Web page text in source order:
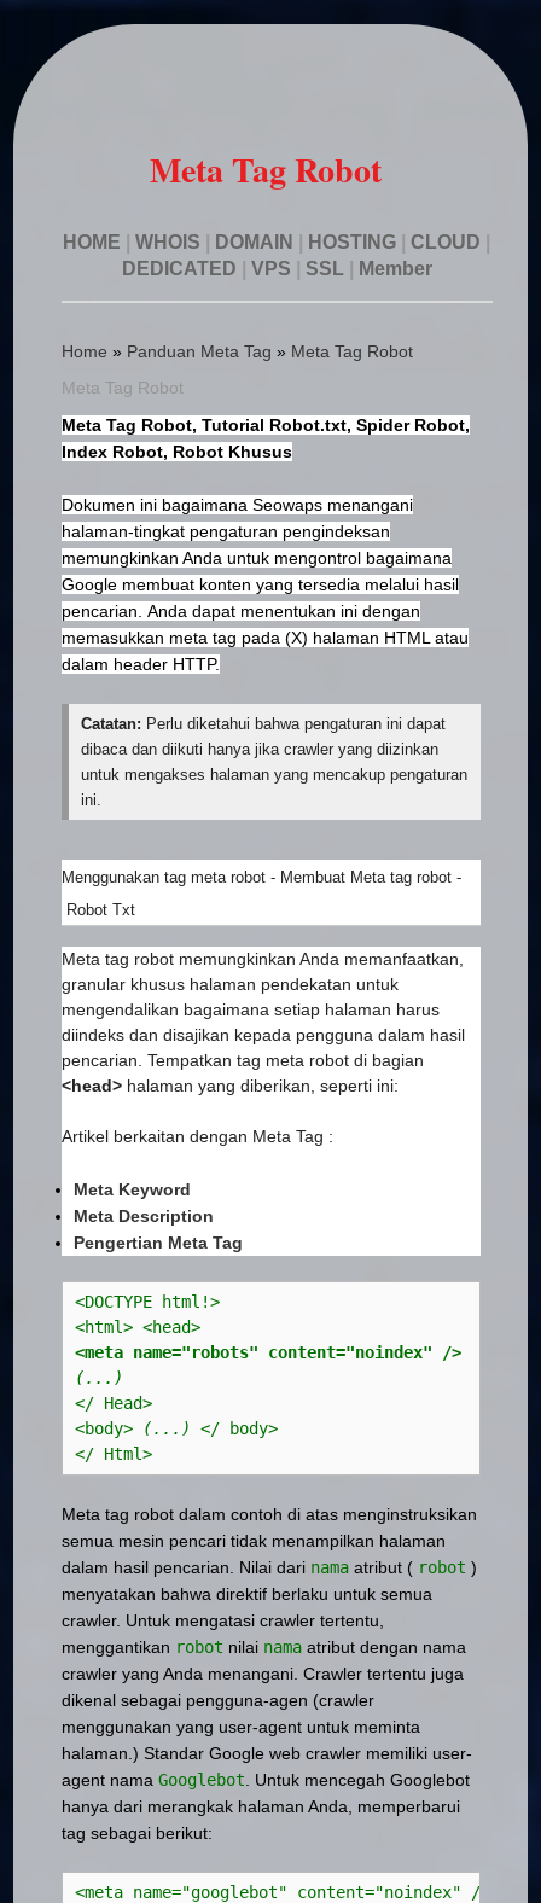
Meta Tag Robot
HOME |WHOIS DOMAIN HOSTING |CLOUD
DEDICATED
VPS SSL Member
Home » Panduan Meta Tag » Meta Tag Robot
Meta Tag Robot
Meta Tag Robot, Tutorial Robot.txt, Spider Robot,
Index Robot, Robot Khusus
Dokumen ini bagaimana Seowaps menangani
halaman-tingkat pengaturan pengindeksan
memungkinkan Anda untuk mengontrol bagaimana
Google membuat konten yang tersedia melalui hasil
pencarian.Anda dapat menentukan ini dengan
memasukkan meta tag pada (X) halaman HTML atau
dalam header HTTP.
Catatan: Perlu diketahui bahwa pengaturan ini dapat
dibaca dan diikuti hanya jika crawler yang diizinkan
untuk mengakses halaman yang mencakup pengaturan
ini.
Menggunakan tag meta robot - Membuat Meta tag robot -
Robot Txt
Meta tag robot memungkinkan Anda memanfaatkan,
granular khusus halaman pendekatan untuk
mengendalikan bagaimana setiap halaman harus
diindeks dan disajikan kepada pengguna dalam hasil
pencarian. Tempatkan tag meta robot di bagian
<head> halaman yang diberikan, seperti ini:
Artikel berkaitan dengan Meta Tag :
Meta Keyword
Meta Description
Pengertian Meta Tag
<DOCTYPE html!>
<html> <head>
<meta name="robots" content="noindex" />
(...)
</ Head>
<body>
(...)
</ body>
</ Html>
Meta tag robot dalam contoh di atas menginstruksikan
semua mesin pencari tidak menampilkan halaman
dalam hasil pencarian. Nilai dari nama atribut ( robot )
menyatakan bahwa direktif berlaku untuk semua
crawler. Untuk mengatasi crawler tertentu,
menggantikan robot nilai nama atribut dengan nama
crawler yang Anda menangani. Crawler tertentu juga
dikenal sebagai pengguna-agen (crawler
menggunakan yang user-agent untuk meminta
halaman.) Standar Google web crawler memiliki user-
agent namaGooglebot . Untuk mencegah Googlebot
hanya dari merangkak halaman Anda, memperbarui
tag sebagai berikut:
<meta name="googlebot" content="noindex" />